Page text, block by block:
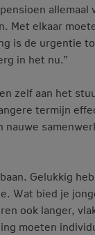
allemaal
Met elkaar
is de urgentie
in het nu.”
zelf aan het
termijn
Gelukkig
Wat bied je
ook langer,
moeten